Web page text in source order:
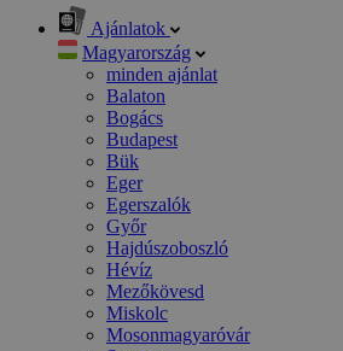
Ajánlatok
Magyarország
minden ajánlat
Balaton
Bogács
Budapest
Bük
Eger
Egerszalók
Győr
Hajdúszoboszló
Hévíz
Mezőkövesd
Miskolc
Mosonmagyaróvár